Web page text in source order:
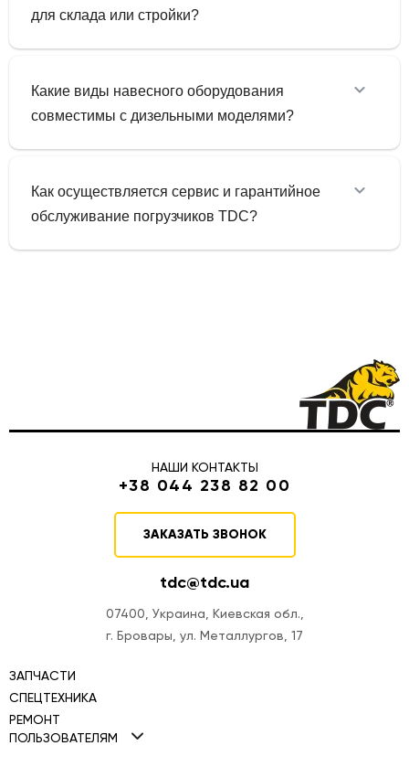
для склада или стройки?
Какие виды навесного оборудования
совместимы с дизельными моделями?
Как осуществляется сервис и гарантийное
обслуживание погрузчиков TDC?
ЗАПЧАСТИ
СПЕЦТЕХНИКА
Мини-погрузчики TDC
РЕМОНТ
ПОЛЬЗОВАТЕЛЯМ
НАШИ КОНТАКТЫ
+38 044 238 82 00
ЗАКАЗАТЬ ЗВОНОК
tdc@tdc.ua
07400, Украина, Киевская обл.,
г. Бровары, ул. Металлургов, 17